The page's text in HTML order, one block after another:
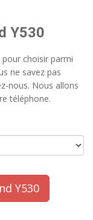
Y530
choisir parmi
ne savez pas
nous. Nous allons
téléphone.
Y530